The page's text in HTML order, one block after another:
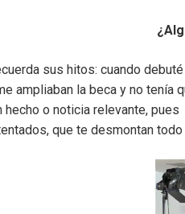
sus hitos: cuando
ampliaban la beca y no tenía
hecho o noticia relevante,
que te desmontan